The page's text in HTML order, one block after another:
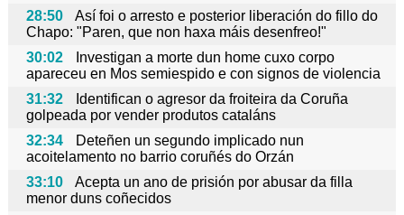
28:50
Así foi o arresto e posterior liberación do fillo do
Chapo: "Paren, que non haxa máis desenfreo!"
30:02
Investigan a morte dun home cuxo corpo
apareceu en Mos semiespido e con signos de violencia
31:32
Identifican o agresor da froiteira da Coruña
golpeada por vender produtos cataláns
32:34
Deteñen un segundo implicado nun
acoitelamento no barrio coruñés do Orzán
33:10
Acepta un ano de prisión por abusar da filla
menor duns coñecidos